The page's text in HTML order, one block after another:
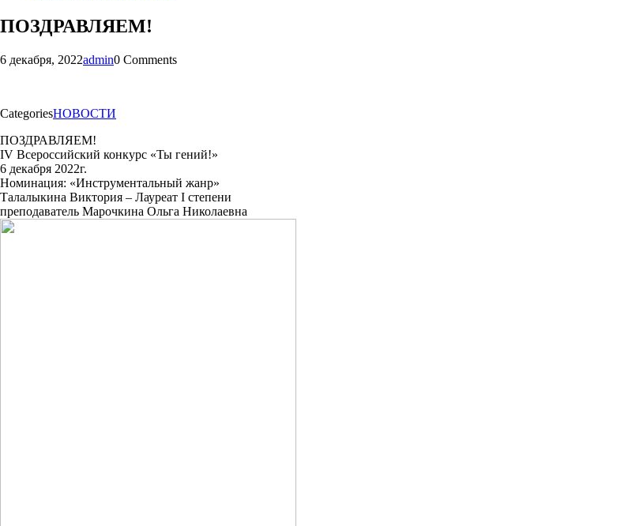
ПОЗДРАВЛЯЕМ!
6 декабря, 2022admin0 Comments
CategoriesНОВОСТИ
ПОЗДРАВЛЯЕМ!
IV Всероссийский конкурс «Ты гений!»
6 декабря 2022г.
Номинация: «Инструментальный жанр»
Талалыкина Виктория – Лауреат I степени
преподаватель Марочкина Ольга Николаевна